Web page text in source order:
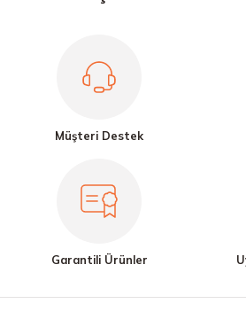
Müşteri Destek
Garantili Ürünler